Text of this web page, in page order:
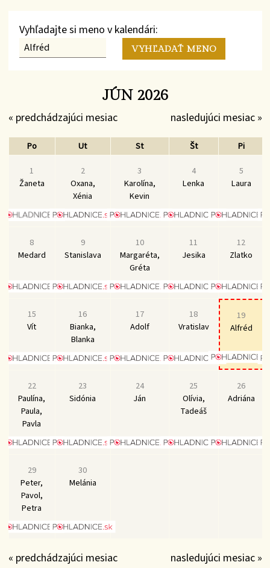
Vyhľadajte si meno v kalendári:
JÚN 2026
« predchádzajúci mesiac nasledujúci mesiac »
Po Ut St Št
Pi
1
Žaneta
2
Oxana,
Xénia
3
Karolína,
Kevin
4
Lenka
5
Laura
8
Medard
9
Stanislava
10
Margaréta,
Gréta
11
Jesika
12
Zlatko
15
Vít
16
Bianka,
Blanka
17
Adolf
18
Vratislav
19
Alfréd
22
Paulína,
Paula,
Pavla
23
Sidónia
24
Ján
25
Olívia,
Tadeáš
26
Adriána
29
Peter,
Pavol,
Petra
30
Melánia
« predchádzajúci mesiac nasledujúci mesiac »